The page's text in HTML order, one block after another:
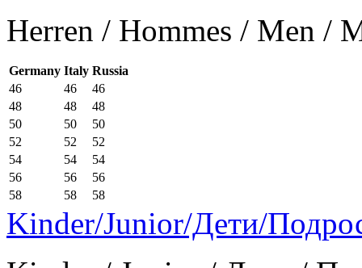
Herren / Hommes / Men /
Germany Italy Russia
46
46
46
48
48
48
50
50
50
52
52
52
54
54
54
56
56
56
58
58 58
Kinder/Junior/Дети/